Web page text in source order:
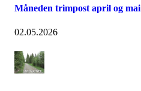
Måneden trimpost april og mai
02.05.2026